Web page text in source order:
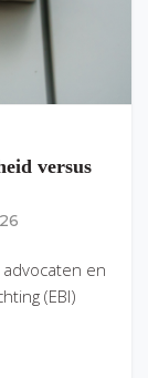
versus
en
(EBI)